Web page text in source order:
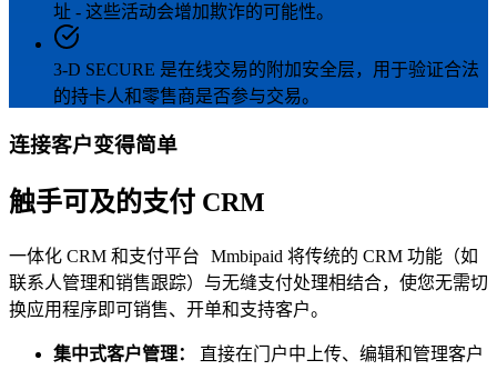
址 - 这些活动会增加欺诈的可能性。
3-D SECURE 是在线交易的附加安全层，用于验证合法
的持卡人和零售商是否参与交易。
连接客户变得简单
触手可及的支付 CRM
一体化 CRM 和支付平台 Mmbipaid 将传统的 CRM 功能（如
联系人管理和销售跟踪）与无缝支付处理相结合，使您无需切
换应用程序即可销售、开单和支持客户。
集中式客户管理：
直接在门户中上传、编辑和管理客户